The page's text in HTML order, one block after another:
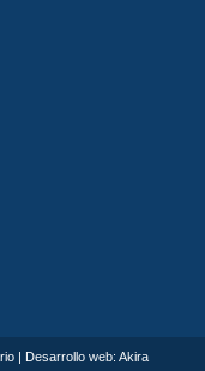
| Desarrollo web: Akira